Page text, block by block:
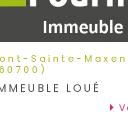
Sainte-
LOUÉ